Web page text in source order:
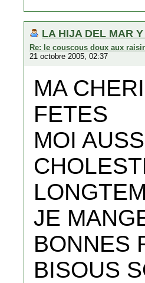
LA HIJA DEL MAR
Re: le couscous doux aux
21 octobre 2005, 02:37
MA
FETES
MOI
JE
BONNES
BISOUS